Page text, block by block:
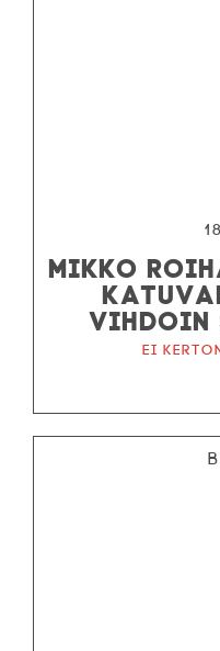
MIKKO
VIHDOIN
Ei